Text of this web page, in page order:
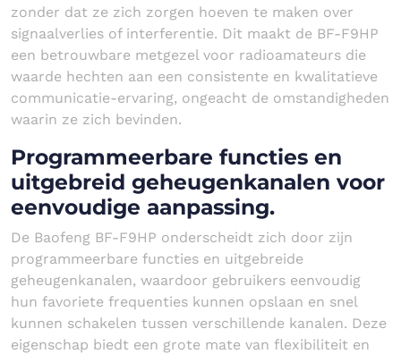
zonder dat ze zich zorgen hoeven te maken over
signaalverlies of interferentie. Dit maakt de BF-F9HP
een betrouwbare metgezel voor radioamateurs die
waarde hechten aan een consistente en kwalitatieve
communicatie-ervaring, ongeacht de omstandigheden
waarin ze zich bevinden.
Programmeerbare functies en
uitgebreid geheugenkanalen voor
eenvoudige aanpassing.
De Baofeng BF-F9HP onderscheidt zich door zijn
programmeerbare functies en uitgebreide
geheugenkanalen, waardoor gebruikers eenvoudig
hun favoriete frequenties kunnen opslaan en snel
kunnen schakelen tussen verschillende kanalen. Deze
eigenschap biedt een grote mate van flexibiliteit en